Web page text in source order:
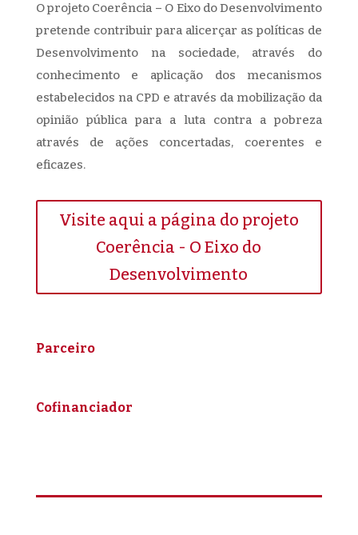
O projeto Coerência – O Eixo do Desenvolvimento
pretende contribuir para alicerçar as políticas de
Desenvolvimento na sociedade, através do
conhecimento e aplicação dos mecanismos
estabelecidos na CPD e através da mobilização da
opinião pública para a luta contra a pobreza
através de ações concertadas, coerentes e
eficazes.
Visite aqui a página do projeto
Coerência - O Eixo do
Desenvolvimento
Parceiro
Cofinanciador